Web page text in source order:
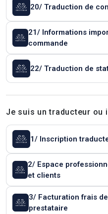
20/ Traduction de
21/ Informations
commande
22/ Traduction de
Je suis un traducteur ou
1/ Inscription
2/ Espace
et clients
3/ Facturation frais de
prestataire